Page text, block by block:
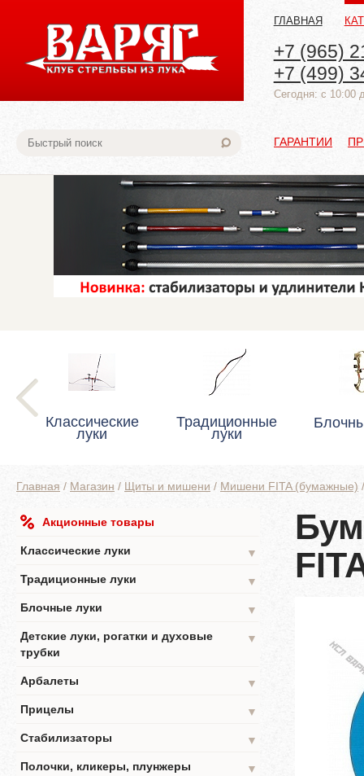
ГЛАВНАЯ
+7 (965)
+7 (499)
Cегодня: с 10:00
ГАРАНТИИ
Классические
луки
Традиционные
луки
Главная / Магазин / Щиты и мишени / Мишени FITA (бумажные)
Акционные товары
Классические луки
▼
Традиционные луки
▼
Блочные луки
▼
Детские луки, рогатки и духовые
трубки
▼
Арбалеты
▼
Прицелы
▼
Стабилизаторы
▼
Полочки, кликеры, плунжеры
▼